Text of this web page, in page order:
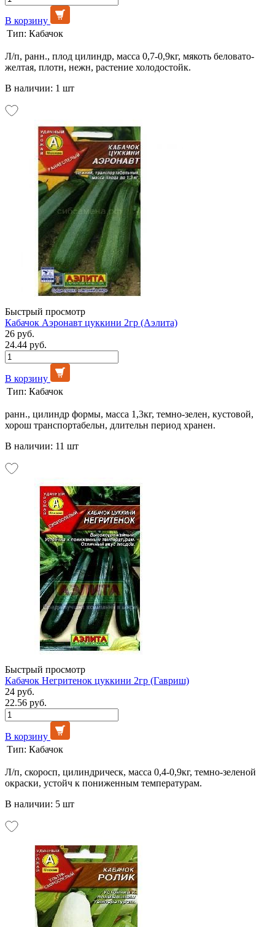
В корзину
Тип: Кабачок
Л/п, ранн., плод цилиндр, масса 0,7-0,9кг, мякоть беловато-
желтая, плотн, нежн, растение холодостойк.
В наличии: 1 шт
Быстрый просмотр
Кабачок Аэронавт цуккини 2гр (Аэлита)
26 руб.
24.44 руб.
В корзину
Тип: Кабачок
ранн., цилиндр формы, масса 1,3кг, темно-зелен, кустовой,
хорош транспортабельн, длительн период хранен.
В наличии: 11 шт
Быстрый просмотр
Кабачок Негритенок цуккини 2гр (Гавриш)
24 руб.
22.56 руб.
В корзину
Тип: Кабачок
Л/п, скоросп, цилиндрическ, масса 0,4-0,9кг, темно-зеленой
окраски, устойч к пониженным температурам.
В наличии: 5 шт